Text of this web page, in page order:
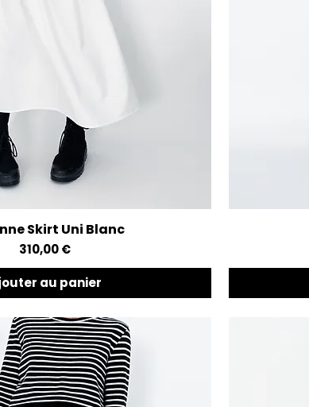
Aperçu rapide
Skirt Uni Blanc
Prix
310,00 €
au panier